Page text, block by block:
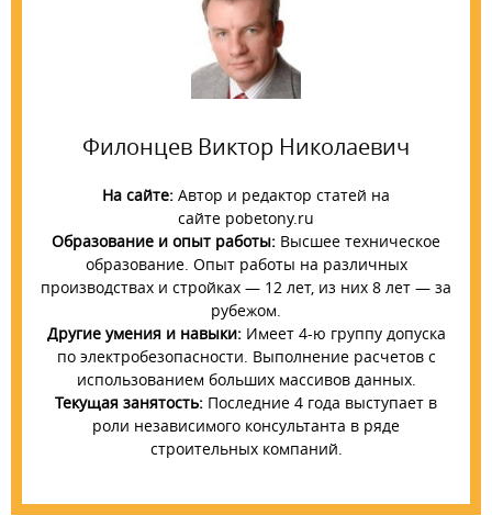
Филонцев Виктор Николаевич
На сайте: Автор и редактор статей на
сайте pobetony.ru
Образование и опыт работы: Высшее техническое
образование. Опыт работы на различных
производствах и стройках — 12 лет, из них 8 лет — за
рубежом.
Другие умения и навыки:Имеет 4-ю группу допуска
по электробезопасности. Выполнение расчетов с
использованием больших массивов данных.
Текущая занятость: Последние 4 года выступает в
роли независимого консультанта в ряде
строительных компаний.